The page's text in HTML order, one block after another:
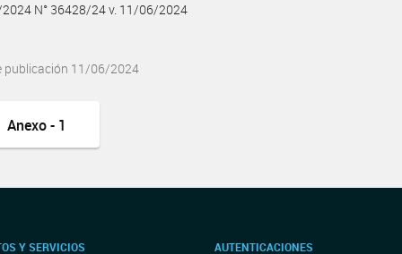
N° 36428/24 v. 11/06/2024
publicación 11/06/2024
Anexo - 1
Y SERVICIOS AUTENTICACIONES